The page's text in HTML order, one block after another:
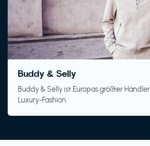
Buddy & Selly
Buddy & Selly ist Europas größter
Luxury-Fashion